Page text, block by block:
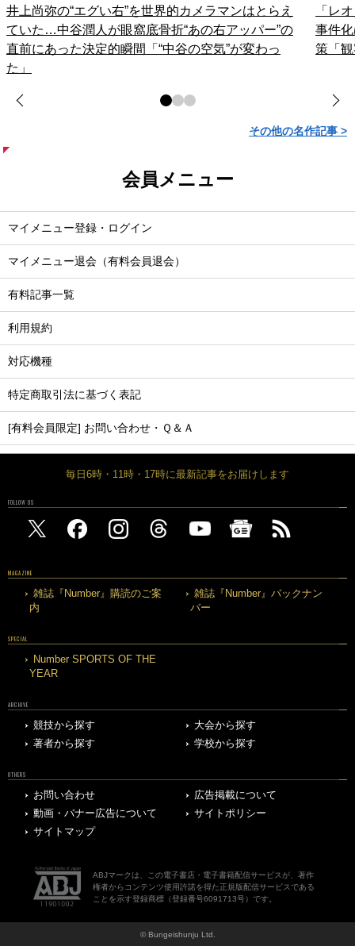
井上尚弥の“エグい右”を世界的カメラマンはとらえ
ていた…中谷潤人が眼窩底骨折“あの右アッパー”の
直前にあった決定的瞬間「“中谷の空気”が変わっ
た」
「レ
事件
策「
その他の名作記事 >
会員メニュー
マイメニュー登録・ログイン
マイメニュー退会（有料会員退会）
有料記事一覧
利用規約
対応機種
特定商取引法に基づく表記
[有料会員限定] お問い合わせ・Ｑ＆Ａ
毎日6時・11時・17時に最新記事をお届けします
FOLLOW US
MAGAZINE
雑誌『Number』購読のご案
内
雑誌『Number』バックナン
バー
SPECIAL
Number SPORTS OF THE
YEAR
ARCHIVE
競技から探す
大会から探す
著者から探す
学校から探す
OTHERS
お問い合わせ
広告掲載について
動画・バナー広告について
サイトポリシー
サイトマップ
ABJマークは、この電子書店・電子書籍配信サービスが、著作
権者からコンテンツ使用許諾を得た正規版配信サービスである
ことを示す登録商標（登録番号6091713号）です。
© Bungeishunju Ltd.